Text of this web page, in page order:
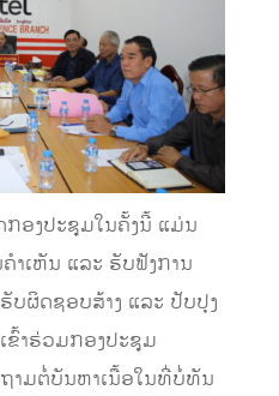
ງປະຊຸມໃນຄັ້ງນີ້ ແມ່ນ
າເຫັນ ແລະ ຮັບຟັງການ
ບຜິດຊອບສ້າງ ແລະ ປັບປຸງ
ຂົ້າຮ່ວມກອງປະຊຸມ
າມຕໍ່ບັນຫາເນື້ອໃນທີ່ບໍ່ທັນ